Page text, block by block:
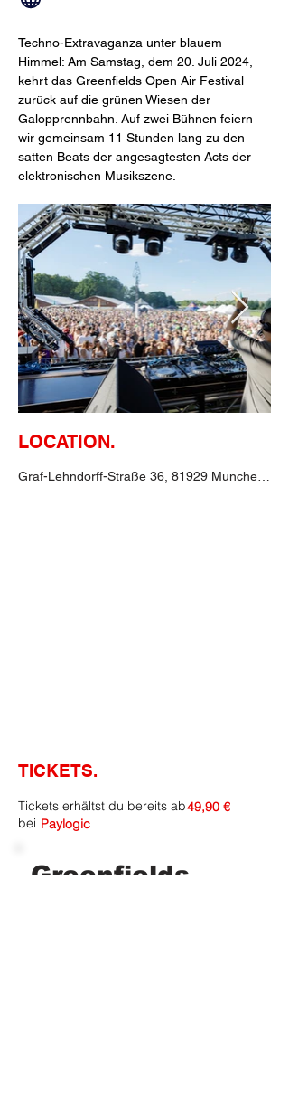
Techno-Extravaganza unter blauem
Himmel: Am Samstag, dem 20. Juli 2024,
kehrt das Greenfields Open Air Festival
zurück auf die grünen Wiesen der
Galopprennbahn. Auf zwei Bühnen feiern
wir gemeinsam 11 Stunden lang zu den
satten Beats der angesagtesten Acts der
elektronischen Musikszene.
LOCATION.
TICKETS.
Tickets erhältst du bereits ab
bei
49,90 €
Paylogic
Greenfields